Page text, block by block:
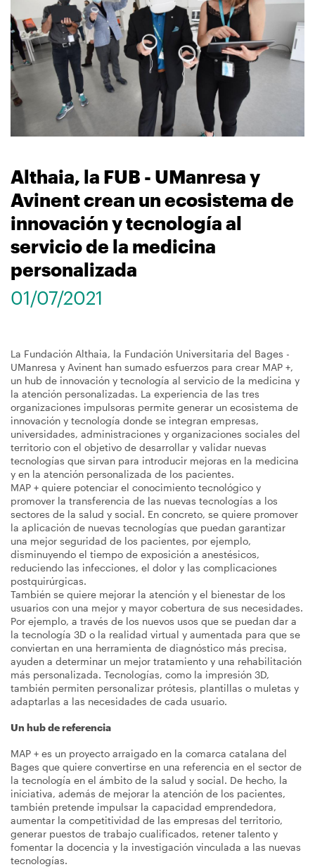
navegación
Althaia, la FUB - UManresa y
Avinent crean un ecosistema de
innovación y tecnología al
servicio de la medicina
personalizada
01/07/2021
La Fundación Althaia, la Fundación Universitaria del Bages -
UManresa y Avinent han sumado esfuerzos para crear MAP +,
un hub de innovación y tecnología al servicio de la medicina y
la atención personalizadas. La experiencia de las tres
organizaciones impulsoras permite generar un ecosistema de
innovación y tecnología donde se integran empresas,
universidades, administraciones y organizaciones sociales del
territorio con el objetivo de desarrollar y validar nuevas
tecnologías que sirvan para introducir mejoras en la medicina
y en la atención personalizada de los pacientes.
MAP + quiere potenciar el conocimiento tecnológico y
promover la transferencia de las nuevas tecnologías a los
sectores de la salud y social. En concreto, se quiere promover
la aplicación de nuevas tecnologías que puedan garantizar
una mejor seguridad de los pacientes, por ejemplo,
disminuyendo el tiempo de exposición a anestésicos,
reduciendo las infecciones, el dolor y las complicaciones
postquirúrgicas.
También se quiere mejorar la atención y el bienestar de los
usuarios con una mejor y mayor cobertura de sus necesidades.
Por ejemplo, a través de los nuevos usos que se puedan dar a
la tecnología 3D o la realidad virtual y aumentada para que se
conviertan en una herramienta de diagnóstico más precisa,
ayuden a determinar un mejor tratamiento y una rehabilitación
más personalizada. Tecnologías, como la impresión 3D,
también permiten personalizar prótesis, plantillas o muletas y
adaptarlas a las necesidades de cada usuario.
Un hub de referencia
MAP + es un proyecto arraigado en la comarca catalana del
Bages que quiere convertirse en una referencia en el sector de
la tecnología en el ámbito de la salud y social. De hecho, la
iniciativa, además de mejorar la atención de los pacientes,
también pretende impulsar la capacidad emprendedora,
aumentar la competitividad de las empresas del territorio,
generar puestos de trabajo cualificados, retener talento y
fomentar la docencia y la investigación vinculada a las nuevas
tecnologías.